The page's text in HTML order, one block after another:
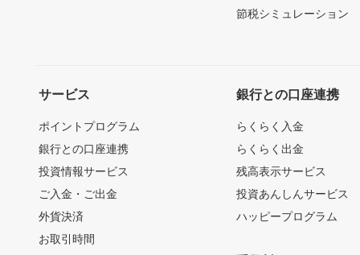
節税シミュレーション
サービス
ポイントプログラム
銀行との口座連携
投資情報サービス
ご入金・ご出金
外貨決済
お取引時間
銀行との口座連携
らくらく入金
らくらく出金
残高表示サービス
投資あんしんサービス
ハッピープログラム